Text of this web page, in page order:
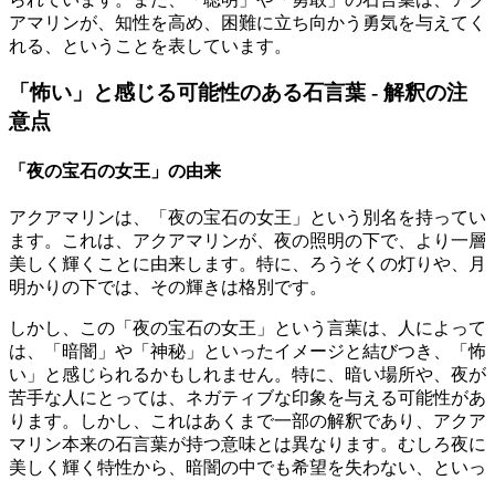
アマリンが、知性を高め、困難に立ち向かう勇気を与えてく
れる、ということを表しています。
「怖い」と感じる可能性のある石言葉 - 解釈の注
意点
「夜の宝石の女王」の由来
アクアマリンは、「夜の宝石の女王」という別名を持ってい
ます。これは、アクアマリンが、夜の照明の下で、より一層
美しく輝くことに由来します。特に、ろうそくの灯りや、月
明かりの下では、その輝きは格別です。
しかし、この「夜の宝石の女王」という言葉は、人によって
は、「暗闇」や「神秘」といったイメージと結びつき、「怖
い」と感じられるかもしれません。特に、暗い場所や、夜が
苦手な人にとっては、ネガティブな印象を与える可能性があ
ります。しかし、これはあくまで一部の解釈であり、アクア
マリン本来の石言葉が持つ意味とは異なります。むしろ夜に
美しく輝く特性から、暗闇の中でも希望を失わない、といっ